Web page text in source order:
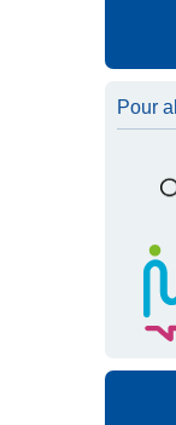
Pour